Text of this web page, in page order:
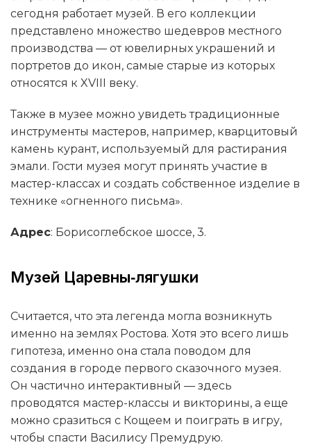
сегодня работает музей. В его коллекции
представлено множество шедевров местного
производства — от ювелирных украшений и
портретов до икон, самые старые из которых
относятся к XVIII веку.
Также в музее можно увидеть традиционные
инструменты мастеров, например, кварцитовый
камень курант, используемый для растирания
эмали. Гости музея могут принять участие в
мастер-классах и создать собственное изделие в
технике «огненного письма».
Адрес: Борисоглебское шоссе, 3.
Музей Царевны‑лягушки
Считается, что эта легенда могла возникнуть
именно на землях Ростова. Хотя это всего лишь
гипотеза, именно она стала поводом для
создания в городе первого сказочного музея.
Он частично интерактивный — здесь
проводятся мастер-классы и викторины, а еще
можно сразиться с Кощеем и поиграть в игру,
чтобы спасти Василису Премудрую.